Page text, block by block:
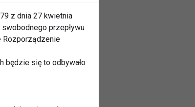
z dnia 27 kwietnia
przepływu
Rozporządzenie
będzie się to odbywało